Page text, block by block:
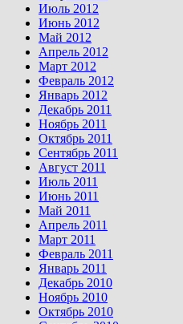
Июль 2012
Июнь 2012
Май 2012
Апрель 2012
Март 2012
Февраль 2012
Январь 2012
Декабрь 2011
Ноябрь 2011
Октябрь 2011
Сентябрь 2011
Август 2011
Июль 2011
Июнь 2011
Май 2011
Апрель 2011
Март 2011
Февраль 2011
Январь 2011
Декабрь 2010
Ноябрь 2010
Октябрь 2010